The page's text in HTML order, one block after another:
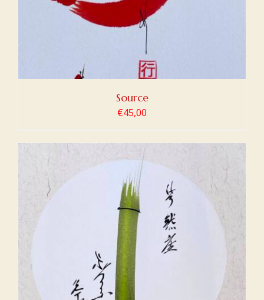
Source
€45,00